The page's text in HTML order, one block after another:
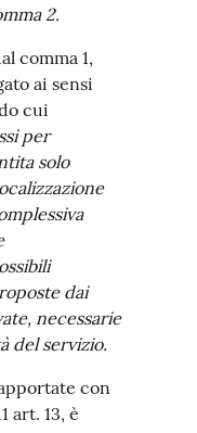
2.
comma 1,
ai sensi
cui
per
solo
dai
necessarie
del servizio.
con
art. 13, è